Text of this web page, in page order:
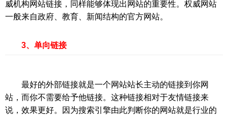
威机构网站链接，同样能够体现出网站的重要性。权威网站
一般来自政府、教育、新闻结构的官方网站。
3、单向链接
最好的外部链接就是一个网站站长主动的链接到你网
站，而你不需要给予他链接。这种链接相对于友情链接来
说，效果更好。因为搜索引擎由此判断你的网站就是行业的